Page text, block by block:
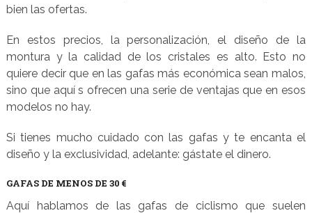
bien las ofertas.
En estos precios, la personalización, el diseño de la
montura y la calidad de los cristales es alto. Esto no
quiere decir que en las gafas más económica sean malos,
sino que aquí s ofrecen una serie de ventajas que en esos
modelos no hay.
Si tienes mucho cuidado con las gafas y te encanta el
diseño y la exclusividad, adelante: gástate el dinero.
GAFAS DE MENOS DE 30 €
Aquí hablamos de las gafas de ciclismo que suelen